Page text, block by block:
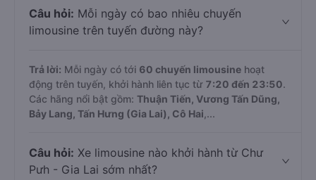
Câu hỏi: Mỗi ngày có bao nhiêu chuyến
limousine trên tuyến đường này?
Trả lời: Mỗi ngày có tới 60 chuyến limousine hoạt
động trên tuyến, khởi hành liên tục từ 7:20 đến 23:50.
Các hãng nổi bật gồm: Thuận Tiến, Vương Tấn Dũng,
Bảy Lang, Tấn Hưng (Gia Lai), Cô Hai ,...
Câu hỏi: Xe limousine nào khởi hành từ Chư
Pưh - Gia Lai sớm nhất?